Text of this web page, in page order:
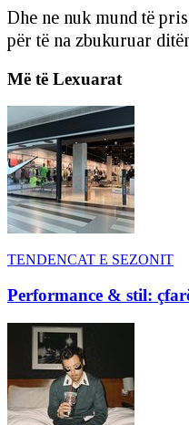
Dhe ne nuk mund të
për të na zbukuruar
Më të Lexuarat
TENDENCAT E SEZONIT
Performance & stil: